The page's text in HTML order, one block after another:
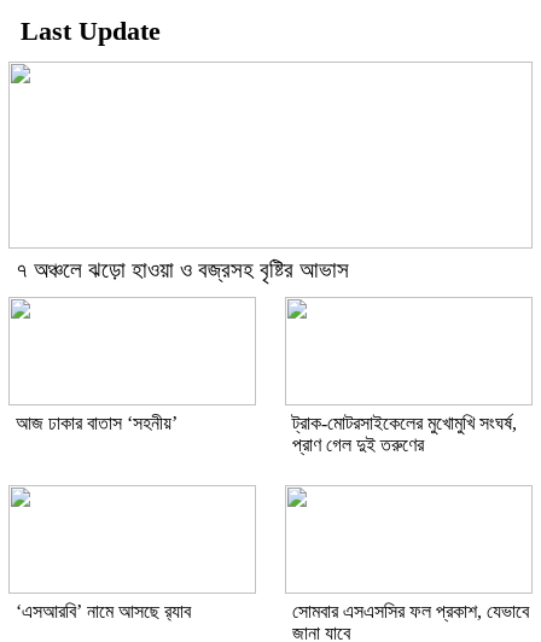
Last Update
৭ অঞ্চলে ঝড়ো হাওয়া ও বজ্রসহ বৃষ্টির আভাস
আজ ঢাকার বাতাস ‘সহনীয়’
ট্রাক-মোটরসাইকেলের মুখোমুখি সংঘর্ষ,
প্রাণ গেল দুই তরুণের
‘এসআরবি’ নামে আসছে র‌্যাব
সোমবার এসএসসির ফল প্রকাশ, যেভাবে
জানা যাবে